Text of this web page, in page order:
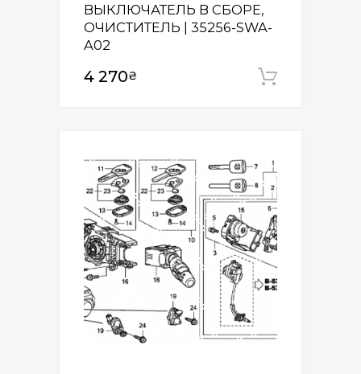
ВЫКЛЮЧАТЕЛЬ В СБОРЕ,
ОЧИСТИТЕЛЬ | 35256-SWA-
A02
4 270₴